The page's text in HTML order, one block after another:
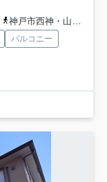
神戸市西神・山手線「名谷」駅 徒歩34分
バルコニー